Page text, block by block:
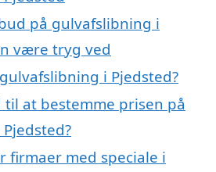
på gulvafslibning i
være tryg ved
i Pjedsted?
til at bestemme prisen på
firmaer med speciale i